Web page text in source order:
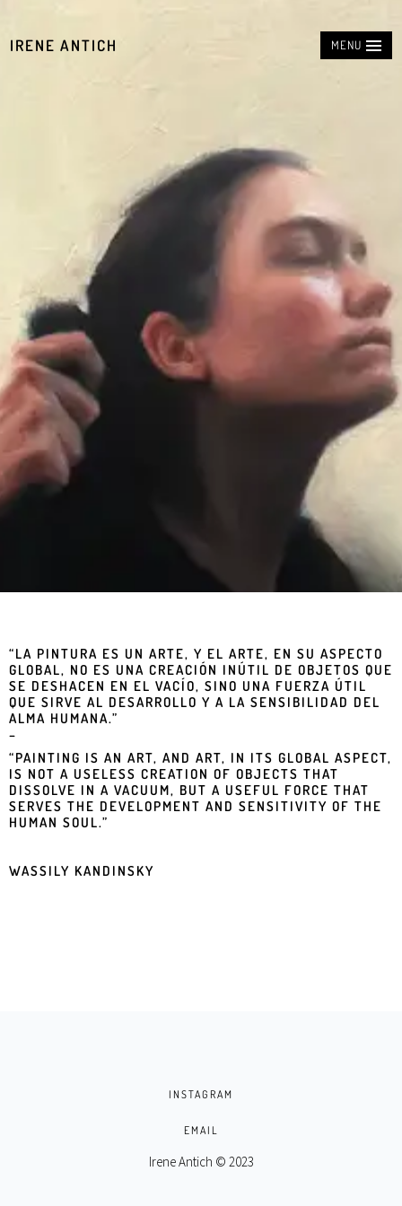
MENU
IRENE ANTICH
“LA PINTURA ES UN ARTE, Y EL ARTE, EN SU ASPECTO
GLOBAL, NO ES UNA CREACIÓN INÚTIL DE OBJETOS QUE
SE DESHACEN EN EL VACÍO, SINO UNA FUERZA ÚTIL
QUE SIRVE AL DESARROLLO Y A LA SENSIBILIDAD DEL
ALMA HUMANA.”
–
“PAINTING IS AN ART, AND ART, IN ITS GLOBAL ASPECT,
IS NOT A USELESS CREATION OF OBJECTS THAT
DISSOLVE IN A VACUUM, BUT A USEFUL FORCE THAT
SERVES THE DEVELOPMENT AND SENSITIVITY OF THE
HUMAN SOUL.”
WASSILY KANDINSKY
INSTAGRAM
EMAIL
Irene Antich © 2023